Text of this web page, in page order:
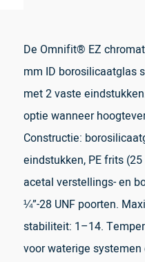
De Omnifit® EZ
mm ID borosilicaatglas
met 2 vaste
optie wanneer
Constructie:
eindstukken, PE frits
acetal verstellings- en
¼”-28 UNF poorten.
stabiliteit: 1–14.
voor waterige systemen